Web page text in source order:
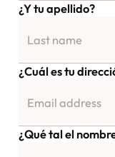
¿Y tu apellido?
¿Cuál es tu
¿Qué tal el